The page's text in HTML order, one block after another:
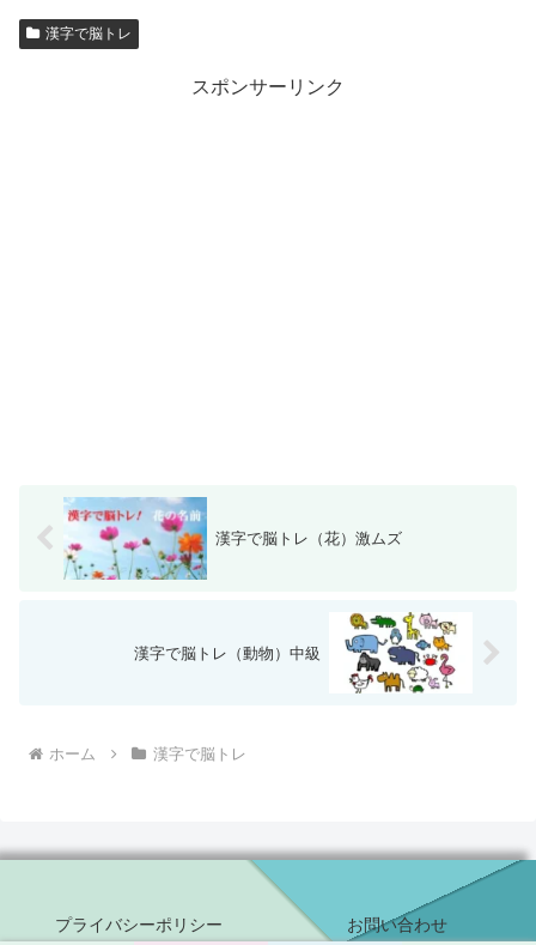
漢字で脳トレ
スポンサーリンク
漢字で脳トレ（花）激ムズ
漢字で脳トレ（動物）中級
ホーム 漢字で脳トレ
プライバシーポリシー お問い合わせ